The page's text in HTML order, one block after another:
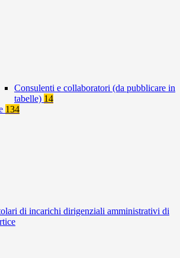
Consulenti e collaboratori (da pubblicare in
tabelle) 14
134
di incarichi dirigenziali amministrativi di